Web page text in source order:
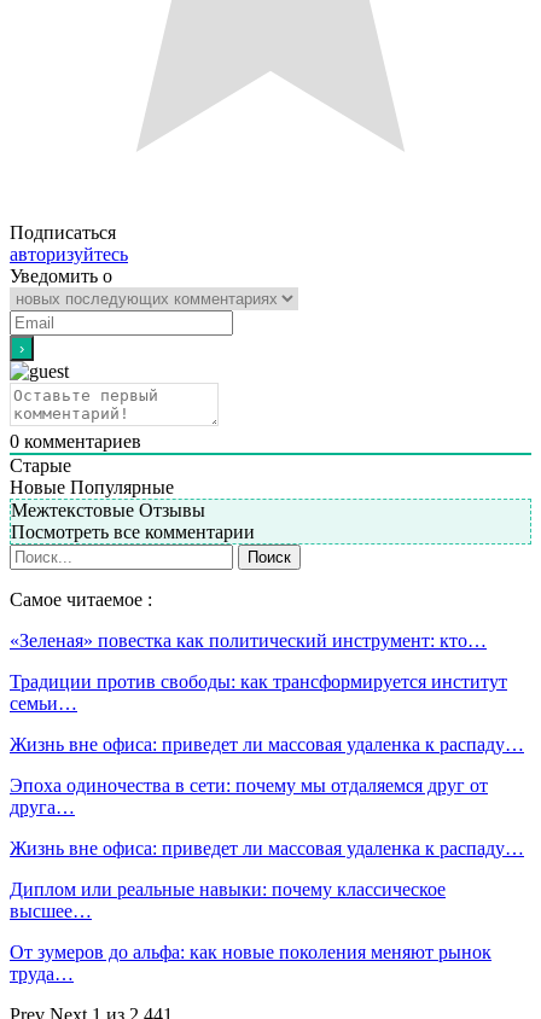
Подписаться
авторизуйтесь
Уведомить о
0 комментариев
Старые
Новые Популярные
Межтекстовые Отзывы
Посмотреть все комментарии
Самое читаемое :
«Зеленая» повестка как политический инструмент: кто…
Традиции против свободы: как трансформируется институт
семьи…
Жизнь вне офиса: приведет ли массовая удаленка к распаду…
Эпоха одиночества в сети: почему мы отдаляемся друг от
друга…
Жизнь вне офиса: приведет ли массовая удаленка к распаду…
Диплом или реальные навыки: почему классическое
высшее…
От зумеров до альфа: как новые поколения меняют рынок
труда…
Prev Next 1 из 2 441